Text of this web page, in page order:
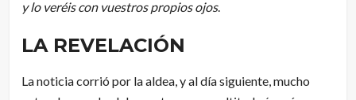
y lo veréis con vuestros propios ojos.
LA REVELACIÓN
La noticia corrió por la aldea, y al día siguiente, mucho